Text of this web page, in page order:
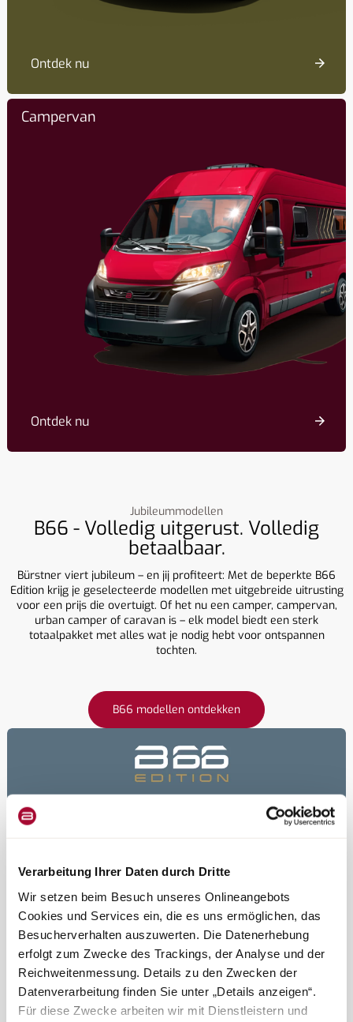
Verarbeitung Ihrer Daten durch Dritte
Wir setzen beim Besuch unseres Onlineangebots
Cookies und Services ein, die es uns ermöglichen, das
Besucherverhalten auszuwerten. Die Datenerhebung
erfolgt zum Zwecke des Trackings, der Analyse und der
Reichweitenmessung. Details zu den Zwecken der
Datenverarbeitung finden Sie unter „Details anzeigen“.
Für diese Zwecke arbeiten wir mit Dienstleistern und
Ontdek nu
Campervan
Ontdek nu
Jubileummodellen
B66 - Volledig uitgerust. Volledig
betaalbaar.
Bürstner viert jubileum – en jij profiteert: Met de beperkte B66
Edition krijg je geselecteerde modellen met uitgebreide uitrusting
voor een prijs die overtuigt. Of het nu een camper, campervan,
urban camper of caravan is – elk model biedt een sterk
totaalpakket met alles wat je nodig hebt voor ontspannen
tochten.
B66 modellen ontdekken